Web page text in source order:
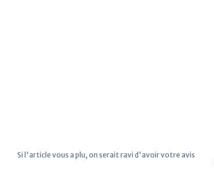
Si l'article vous a plu, on serait ravi d'avoir votre avis